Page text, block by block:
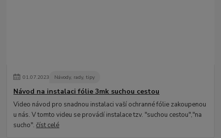
01.07.2023 Návody, rady, tipy
Návod na instalaci fólie 3mk suchou cestou
Video návod pro snadnou instalaci vaší ochranné fólie zakoupenou
u nás. V tomto videu se provádí instalace tzv. "suchou cestou","na
sucho".číst celé